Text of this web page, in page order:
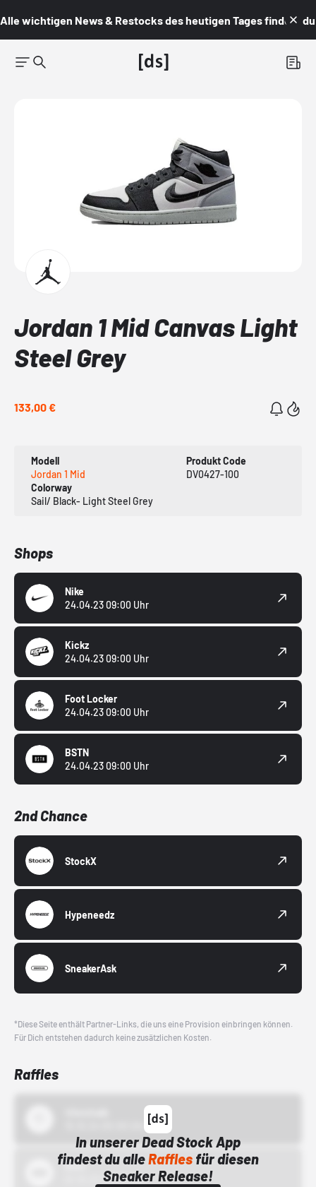
Alle wichtigen News & Restocks des heutigen Tages findest du
Jordan 1 Mid Canvas Light
Steel Grey
133,00 €
Modell
Jordan 1 Mid
Produkt Code
DV0427-100
Colorway
Sail/ Black- Light Steel Grey
Shops
Nike
24.04.23 09:00 Uhr
Kickz
24.04.23 09:00 Uhr
Foot Locker
24.04.23 09:00 Uhr
BSTN
24.04.23 09:00 Uhr
2nd Chance
StockX
Hypeneedz
SneakerAsk
*Diese Seite enthält Partner-Links, die uns eine Provision einbringen können.
Für Dich entstehen dadurch keine zusätzlichen Kosten.
Raffles
In unserer Dead Stock App
findest du alleRafflesfür diesen
Sneaker Release!
Bstn
01.10.22 00:00 Uhr